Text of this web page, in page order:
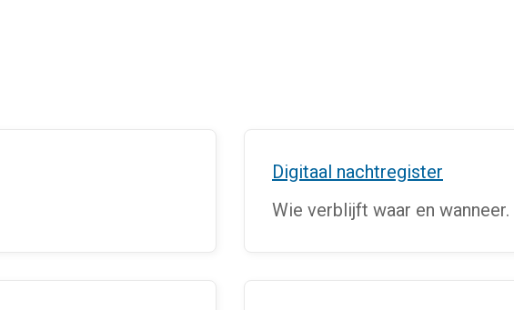
Digitaal nachtregister
Wie verblijft waar en wanneer.